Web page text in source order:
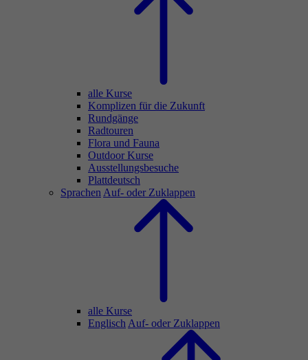
alle Kurse
Komplizen für die Zukunft
Rundgänge
Radtouren
Flora und Fauna
Outdoor Kurse
Ausstellungsbesuche
Plattdeutsch
Sprachen Auf- oder Zuklappen
alle Kurse
Englisch Auf- oder Zuklappen